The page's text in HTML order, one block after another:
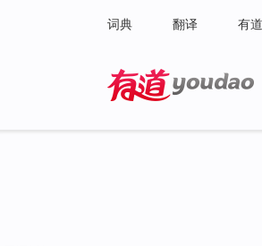
词典 翻译 有